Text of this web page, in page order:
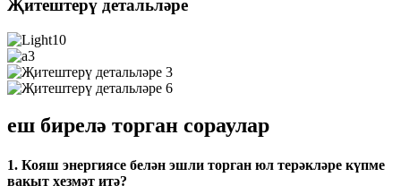
Җитештерү детальләре
еш бирелә торган сораулар
1. Кояш энергиясе белән эшли торган юл терәкләре күпме
вакыт хезмәт итә?